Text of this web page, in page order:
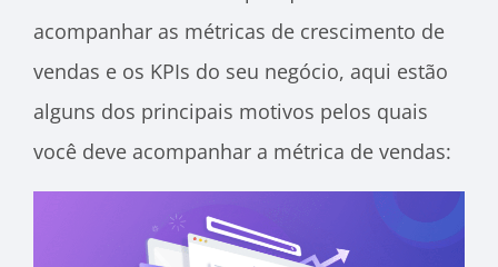
acompanhar as métricas de crescimento de
vendas e os KPIs do seu negócio, aqui estão
alguns dos principais motivos pelos quais
você deve acompanhar a métrica de vendas: